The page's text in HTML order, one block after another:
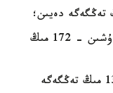
- ويىق ۇڭعىلى مىلتىقتار مەن كاربيندەر ءۇشىن - 172 مىڭ
- تاپانشالار مەن ريەۆولۆەرلەر ءۇشىن - 138 مىڭ تەڭگەگە